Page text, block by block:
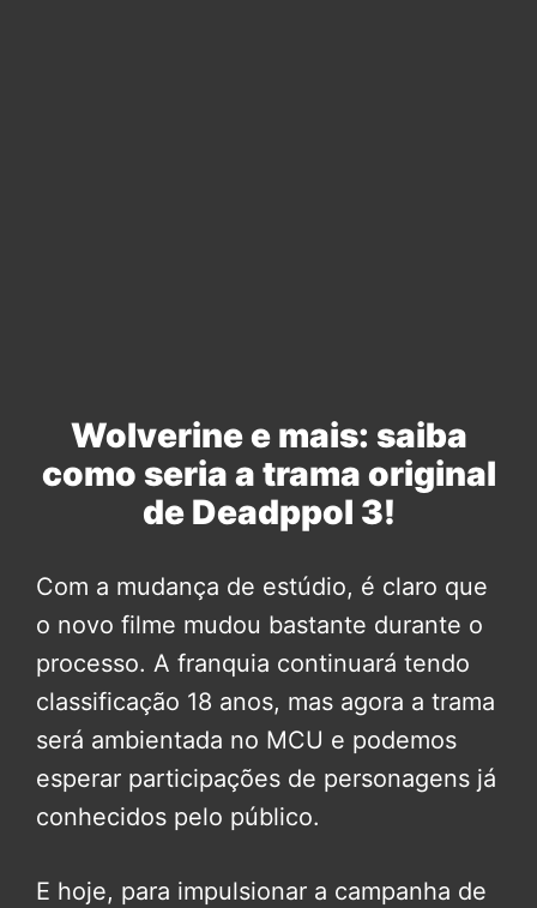
Wolverine e mais: saiba
como seria a trama original
de Deadppol 3!
Com a mudança de estúdio, é claro que
o novo filme mudou bastante durante o
processo. A franquia continuará tendo
classificação 18 anos, mas agora a trama
será ambientada no MCU e podemos
esperar participações de personagens já
conhecidos pelo público.
E hoje, para impulsionar a campanha de